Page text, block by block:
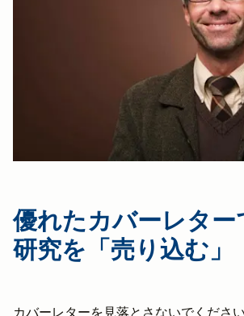
優れたカバーレタ
研究を「売り込む」
カバーレターを見落とさないでくださ